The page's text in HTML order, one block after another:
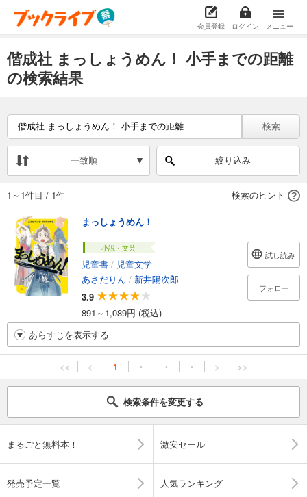
会員登録 ログイン メニュー
偕成社 まっしょうめん！ 小手までの距離
の検索結果
検索
一致順 絞り込み
1～1件目 / 1件 検索のヒント
まっしょうめん！
小説・文芸
児童書 / 児童文学
あさだりん / 新井陽次郎
3.9
891～1,089円 (税込)
試し読み
フォロー
あらすじを表示する
<< < 1 ・ ・ ・ > >>
検索条件を変更する
まるごと無料本！ 激安セール
発売予定一覧 人気ランキング